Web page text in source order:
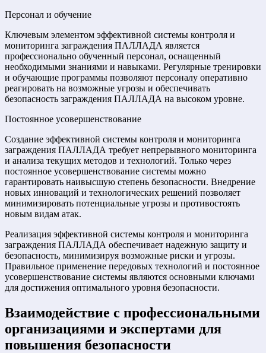
Персонал и обучение
Ключевым элементом эффективной системы контроля и
мониторинга заграждения ПАЛЛАДА является
профессионально обученный персонал, оснащенный
необходимыми знаниями и навыками. Регулярные тренировки
и обучающие программы позволяют персоналу оперативно
реагировать на возможные угрозы и обеспечивать
безопасность заграждения ПАЛЛАДА на высоком уровне.
Постоянное усовершенствование
Создание эффективной системы контроля и мониторинга
заграждения ПАЛЛАДА требует непрерывного мониторинга
и анализа текущих методов и технологий. Только через
постоянное усовершенствование системы можно
гарантировать наивысшую степень безопасности. Внедрение
новых инноваций и технологических решений позволяет
минимизировать потенциальные угрозы и противостоять
новым видам атак.
Реализация эффективной системы контроля и мониторинга
заграждения ПАЛЛАДА обеспечивает надежную защиту и
безопасность, минимизируя возможные риски и угрозы.
Правильное применение передовых технологий и постоянное
усовершенствование системы являются основными ключами
для достижения оптимального уровня безопасности.
Взаимодействие с профессиональными
организациями и экспертами для
повышения безопасности